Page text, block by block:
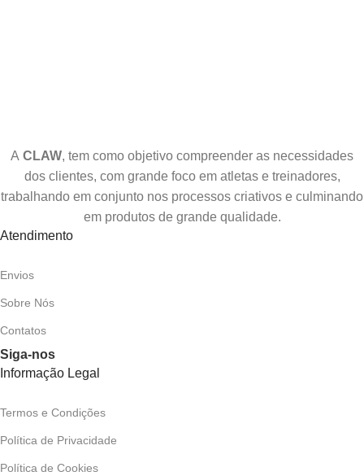
A CLAW, tem como objetivo compreender as necessidades
dos clientes, com grande foco em atletas e treinadores,
trabalhando em conjunto nos processos criativos e culminando
em produtos de grande qualidade.
Atendimento
Envios
Sobre Nós
Contatos
Siga-nos
Informação Legal
Termos e Condições
Política de Privacidade
Política de Cookies